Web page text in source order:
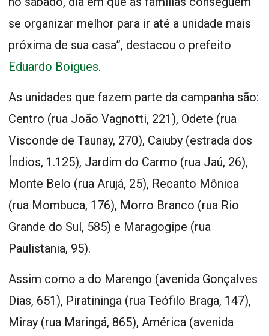
se organizar melhor para ir até a unidade mais
próxima de sua casa”, destacou o prefeito
Eduardo Boigues.
As unidades que fazem parte da campanha são:
Centro (rua João Vagnotti, 221), Odete (rua
Visconde de Taunay, 270), Caiuby (estrada dos
Índios, 1.125), Jardim do Carmo (rua Jaú, 26),
Monte Belo (rua Arujá, 25), Recanto Mônica
(rua Mombuca, 176), Morro Branco (rua Rio
Grande do Sul, 585) e Maragogipe (rua
Paulistania, 95).
Assim como a do Marengo (avenida Gonçalves
Dias, 651), Piratininga (rua Teófilo Braga, 147),
Miray (rua Maringá, 865), América (avenida